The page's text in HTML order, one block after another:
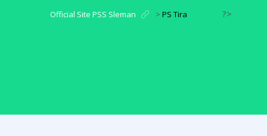
Official Site PSS Sleman > PS Tira ?>